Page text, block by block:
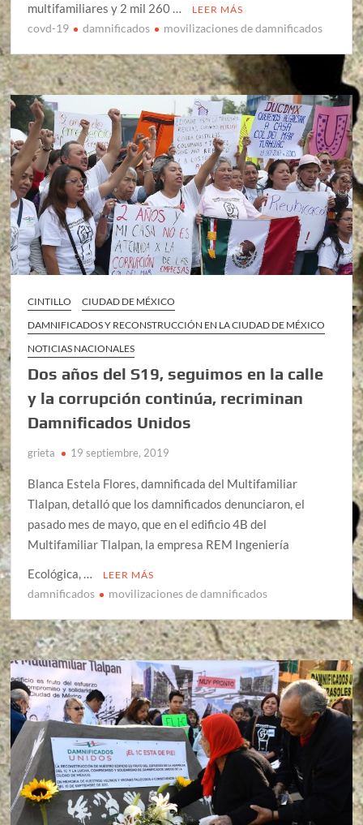
multifamiliares y 2 mil 260 …
LEER MÁS
covd-19 damnificados movilizaciones de damnificados
CINTILLO
CIUDAD DE MÉXICO
DAMNIFICADOS Y RECONSTRUCCIÓN EN LA CIUDAD DE MÉXICO
NOTICIAS NACIONALES
Dos años del S19, seguimos en la calle
y la corrupción continúa, recriminan
Damnificados Unidos
grieta 19 septiembre, 2019
Blanca Estela Flores, damnificada del Multifamiliar
Tlalpan, detalló que los damnificados denunciaron, el
pasado mes de mayo, que en el edificio 4B del
Multifamiliar Tlalpan, la empresa REM Ingeniería
Ecológica, …
LEER MÁS
damnificados movilizaciones de damnificados